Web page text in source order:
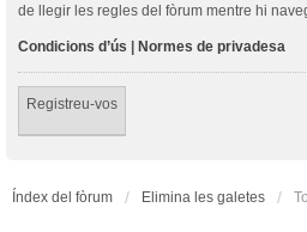
de llegir les regles del fòrum mentre hi
Condicions d’ús | Normes de privadesa
Registreu-vos
Índex del fòrum Elimina les galetes